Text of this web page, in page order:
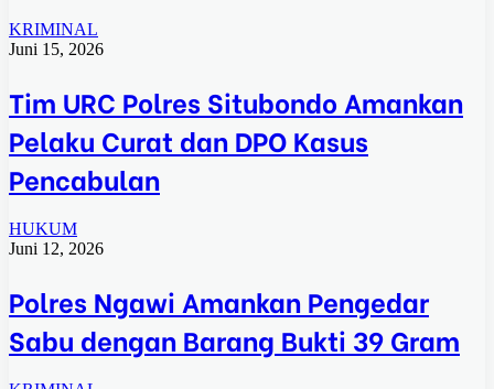
KRIMINAL
Juni 15, 2026
Tim URC Polres Situbondo Amankan
Pelaku Curat dan DPO Kasus
Pencabulan
HUKUM
Juni 12, 2026
Polres Ngawi Amankan Pengedar
Sabu dengan Barang Bukti 39 Gram